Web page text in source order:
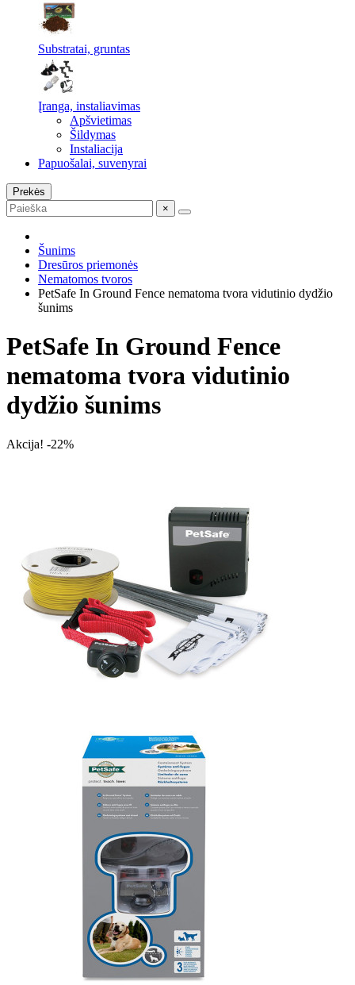
Substratai, gruntas
Įranga, instaliavimas
Apšvietimas
Šildymas
Instaliacija
Papuošalai, suvenyrai
Prekės
×
Šunims
Dresūros priemonės
Nematomos tvoros
PetSafe In Ground Fence nematoma tvora vidutinio dydžio
šunims
PetSafe In Ground Fence
nematoma tvora vidutinio
dydžio šunims
Akcija! -22%